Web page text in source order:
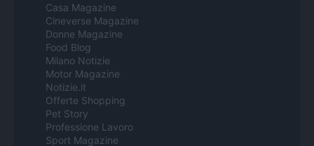
Casa Magazine
Cineverse Magazine
Donne Magazine
Food Blog
Milano Notizie
Motor Magazine
Notizie.it
Offerte Shopping
Pet Story
Professione Lavoro
Sport Magazine